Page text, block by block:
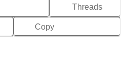
Threads
Copy